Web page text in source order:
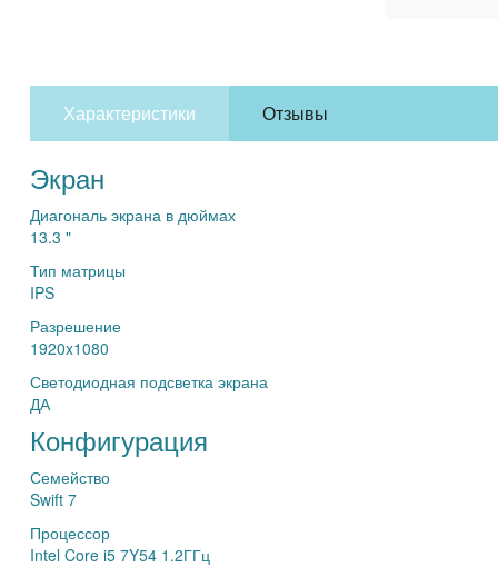
Характеристики Отзывы
Экран
Диагональ экрана в дюймах
13.3 "
Тип матрицы
IPS
Разрешение
1920x1080
Светодиодная подсветка экрана
ДА
Конфигурация
Семейство
Swift 7
Процессор
Intel Core i5 7Y54 1.2ГГц